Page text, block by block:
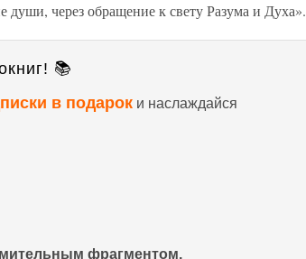
души, через обращение к свету Разума и Духа».
📚
в подарок и наслаждайся
фрагментом.